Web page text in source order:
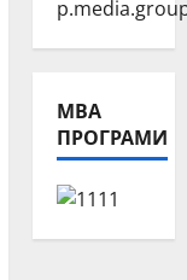
МВА
ПРОГРАМИ